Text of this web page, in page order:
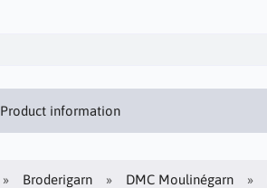
Product information
Broderigarn DMC Moulinégarn